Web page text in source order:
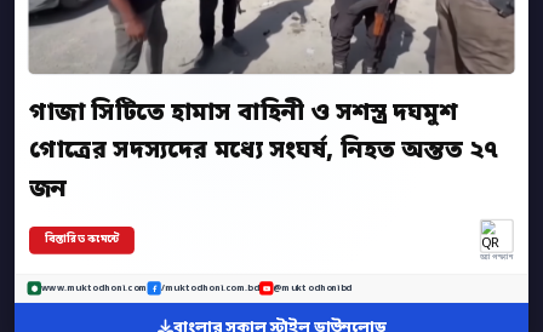
গাজা সিটিতে হামাস বাহিনী ও সশস্ত্র দঘমুশ
গোত্রের সদস্যদের মধ্যে সংঘর্ষ, নিহত অন্তত ২৭
জন
বিস্তারিত কমেন্টে
অ্যাপ স্ক্যান
www.muktodhoni.com /muktodhoni.com.bd @muktodhonibd
বাংলার সকাল স্টাইল ডাউনলোড